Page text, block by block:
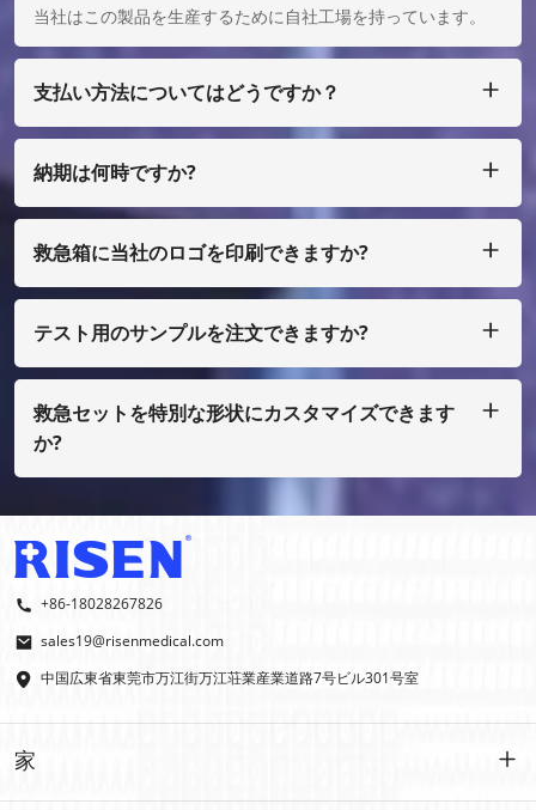
当社はこの製品を生産するために自社工場を持っています。
支払い方法についてはどうですか？
は、ペイパル、ウェスタン ユニオン、マネーグラム、エスク
ローなどで支払うことができます。
納期は何時ですか?
救急箱に当社のロゴを印刷できますか?
とができます、ほんの少量で、あなたはフィルムコストを支払
う必要があります
テスト用のサンプルを注文できますか?
常の印刷ではない場合は、サンプル費用を支払う必要がありま
す。
救急セットを特別な形状にカスタマイズできます
か?
+86-18028267826
sales19@risenmedical.com
中国広東省東莞市万江街万江荘業産業道路7号ビル301号室
家